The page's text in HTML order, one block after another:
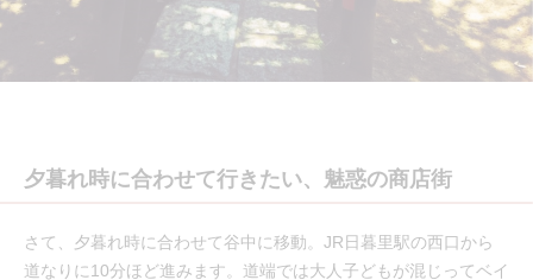
夕暮れ時に合わせて行きたい、魅惑の商店街
さて、夕暮れ時に合わせて谷中に移動。JR日暮里駅の西口から
道なりに10分ほど進みます。道端では大人子どもが混じってベイ